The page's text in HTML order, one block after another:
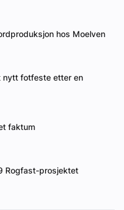
hos Moelven
nytt fotfeste etter en
faktum
Rogfast-prosjektet